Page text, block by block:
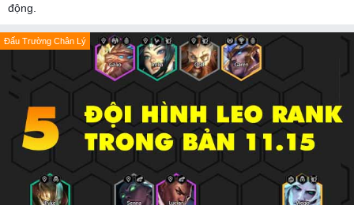
động.
Đấu Trường Chân Lý